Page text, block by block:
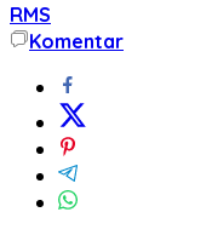
RMS
Komentar